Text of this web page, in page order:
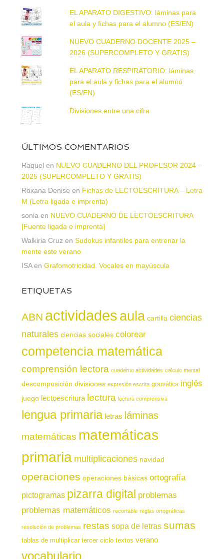
EL APARATO DIGESTIVO: láminas para
el aula y fichas para el alumno (ES/EN)
NUEVO CUADERNO DOCENTE 2025 –
2026 (SUPERCOMPLETO Y GRATIS)
EL APARATO RESPIRATORIO: láminas
para el aula y fichas para el alumno
(ES/EN)
Divisiones entre una cifra
ÚLTIMOS COMENTARIOS
Raquel en NUEVO CUADERNO DEL PROFESOR 2024 –
2025 (SUPERCOMPLETO Y GRATIS)
Roxana Denise en Fichas de LECTOESCRITURA – Letra
M (Letra ligada e imprenta)
sonia en NUEVO CUADERNO DE LECTOESCRITURA
[Fuente ligada e imprenta]
Walkiria Cruz en Sudokus infantiles para entrenar la
mente este verano
ISAen Grafomotricidad. Vocales en mayúscula
ETIQUETAS
ABN actividadesaula cartilla ciencias
naturales ciencias sociales colorear
competencia matemática
comprensión lectora cuaderno actividades cálculo mental
descomposición divisiones expresión escrita gramática inglés
juego lectoescritura lectura lectura comprensiva
lengua primaria letras láminas
matemáticas matemáticas
primaria multiplicaciones navidad
operaciones operaciones básicas ortografía
pictogramas pizarra digital problemas
problemas matemáticos recortable reglas ortográficas
resolución de problemas restas sopa de letras sumas
tablas de multiplicar tercer ciclo textos verano
vocabulario